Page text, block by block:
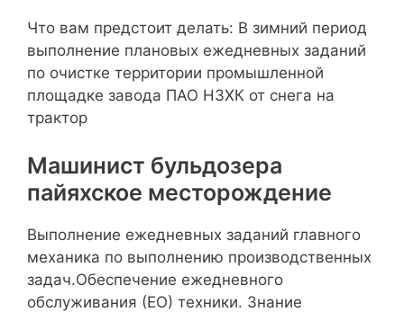
Что вам предстоит делать: В зимний период
выполнение плановых ежедневных заданий
по очистке территории промышленной
площадке завода ПАО НЗХК от снега на
трактор
Машинист бульдозера
пайяхское месторождение
Выполнение ежедневных заданий главного
механика по выполнению производственных
задач.Обеспечение ежедневного
обслуживания (ЕО) техники. Знание